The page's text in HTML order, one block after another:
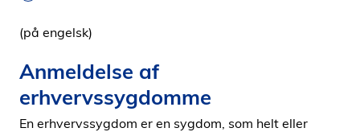
(på engelsk)
Anmeldelse af
erhvervssygdomme
En erhvervssygdom er en sygdom, som helt eller